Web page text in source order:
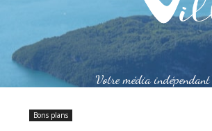
Votre média
Bons plans